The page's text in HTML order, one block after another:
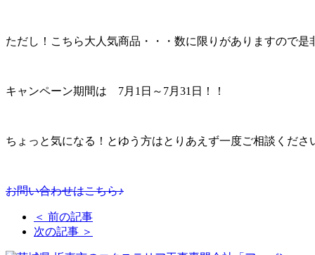
ただし！こちら大人気商品・・・数に限りがありますので是
キャンペーン期間は 7月1日～7月31日！！
ちょっと気になる！とゆう方はとりあえず一度ご相談くださ
お問い合わせはこちら♪
＜ 前の記事
次の記事 ＞